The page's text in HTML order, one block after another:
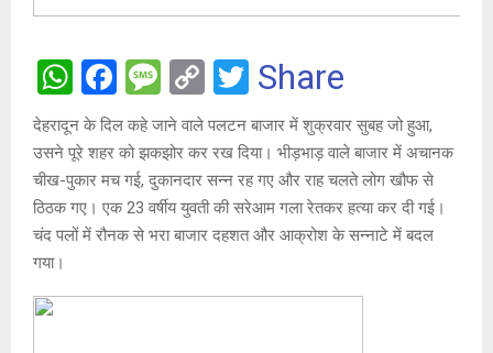
W
h
at
s
A
p
p
F
a
ce
b
o
o
k
M
es
s
a
g
e
C
o
py
Li
n
k
T
wi
tt
er
Share
देहरादून के दिल कहे जाने वाले पलटन बाजार में शुक्रवार सुबह जो हुआ,
उसने पूरे शहर को झकझोर कर रख दिया। भीड़भाड़ वाले बाजार में अचानक
चीख-पुकार मच गई, दुकानदार सन्न रह गए और राह चलते लोग खौफ से
ठिठक गए। एक 23 वर्षीय युवती की सरेआम गला रेतकर हत्या कर दी गई।
चंद पलों में रौनक से भरा बाजार दहशत और आक्रोश के सन्नाटे में बदल
गया।